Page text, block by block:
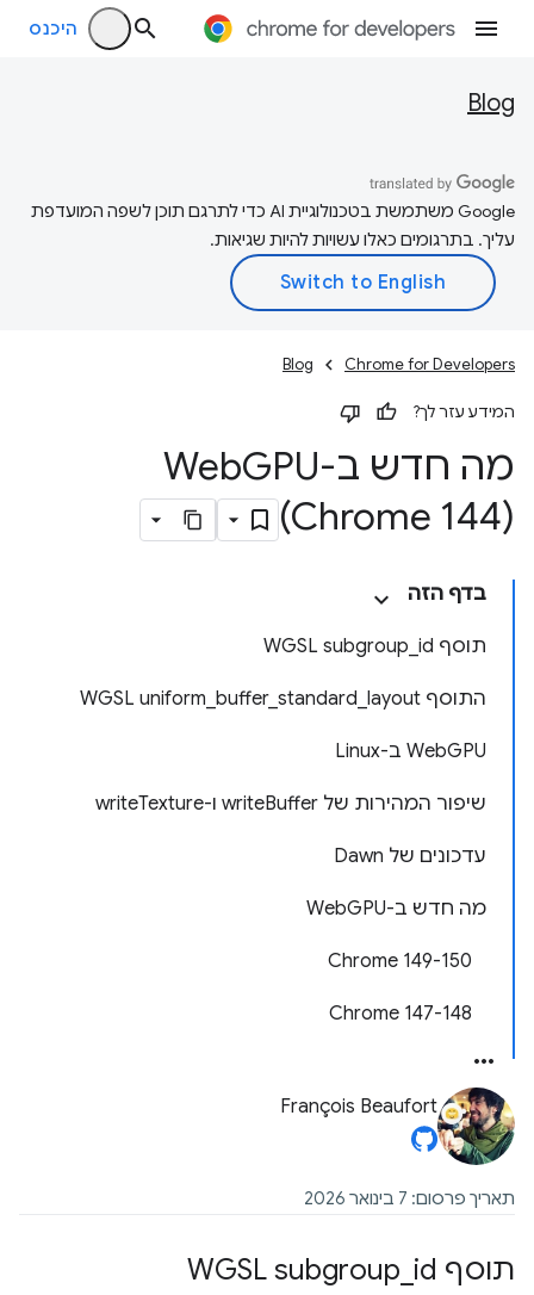
היכנס
Blog
‫Google משתמשת בטכנולוגיית AI כדי לתרגם תוכן לשפה המועדפת
עליך. בתרגומים כאלו עשויות להיות שגיאות.
Chrome for Developers
Blog
המידע עזר לך?
מה חדש ב-Web
(Chrome 144)
בדף הזה
תוסף WGSL subgroup_id
התוסף WGSL uniform_buffer_standard_layout
‫WebGPU ב-Linux
שיפור המהירות של writeBuffer ו-writeTexture
עדכונים של Dawn
מה חדש ב-WebGPU
‫Chrome 149-150
‫Chrome 147-148
François Beaufort
תאריך פרסום: 7 בינואר 2026
תוסף WGSL subgroup id